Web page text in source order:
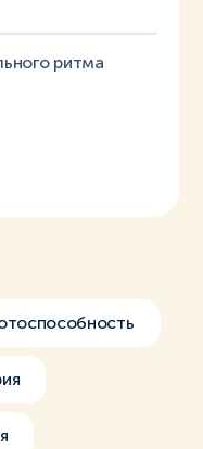
ритма